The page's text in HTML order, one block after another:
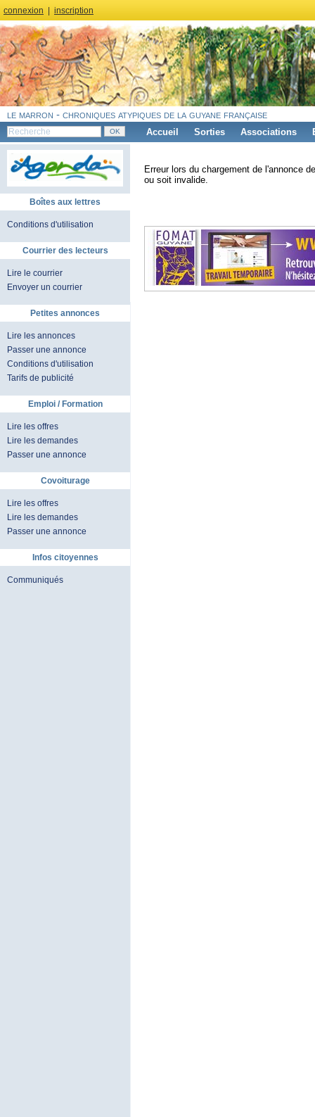
connexion inscription
le marron - chroniques atypiques de la guyane française
Accueil Sorties Associations
Boîtes aux lettres
Conditions d'utilisation
Courrier des lecteurs
Lire le courrier
Envoyer un courrier
Petites annonces
Lire les annonces
Passer une annonce
Conditions d'utilisation
Tarifs de publicité
Emploi / Formation
Lire les offres
Lire les demandes
Passer une annonce
Covoiturage
Lire les offres
Lire les demandes
Passer une annonce
Infos citoyennes
Communiqués
Erreur lors du chargement de l'annonce
ou soit invalide.